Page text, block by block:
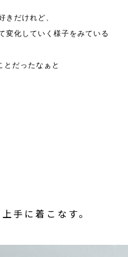
きだけれど、
変化していく様子をみている
とだったなぁと
手に着こなす。